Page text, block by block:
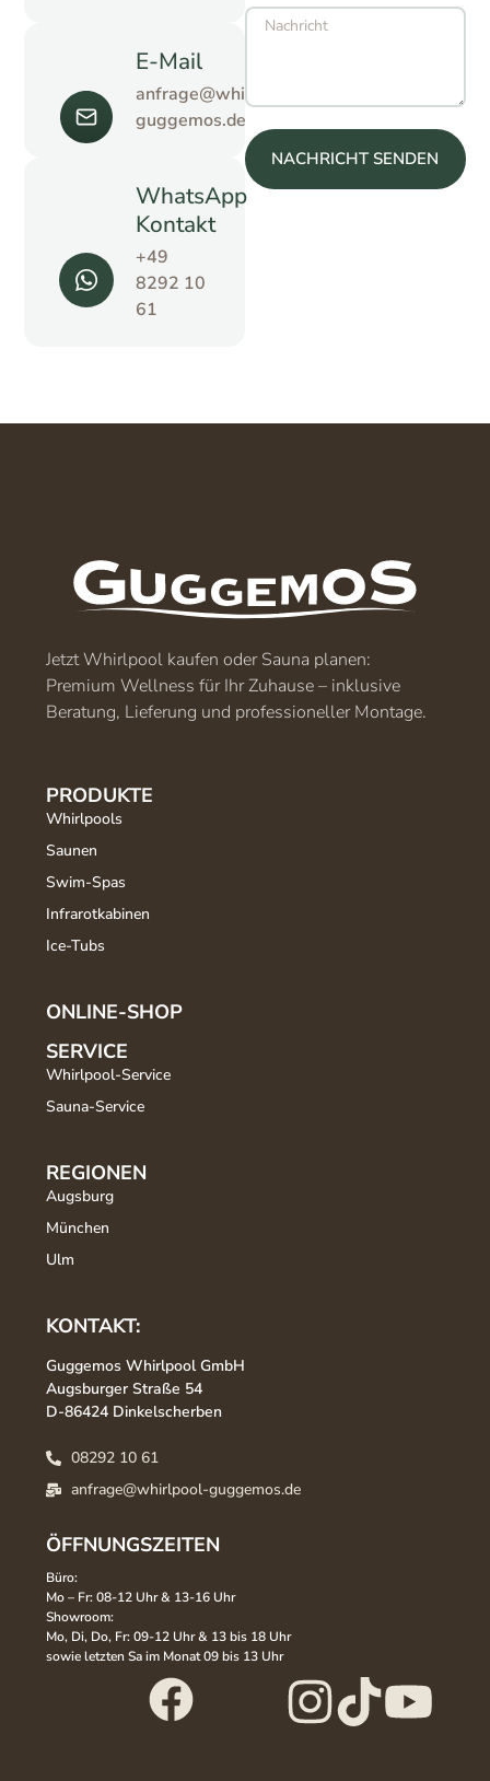
E-Mail
anfrage@whirlpool-
guggemos.de
WhatsApp
Kontakt
+49
8292 10
61
NACHRICHT SENDEN
Jetzt Whirlpool kaufen oder Sauna planen:
Premium Wellness für Ihr Zuhause – inklusive
Beratung, Lieferung und professioneller Montage.
PRODUKTE
Whirlpools
Saunen
Swim-Spas
Infrarotkabinen
Ice-Tubs
ONLINE-SHOP
SERVICE
Whirlpool-Service
Sauna-Service
REGIONEN
Augsburg
München
Ulm
KONTAKT:
Guggemos Whirlpool GmbH
Augsburger Straße 54
D-86424 Dinkelscherben
08292 10 61
anfrage@whirlpool-guggemos.de
ÖFFNUNGSZEITEN
Büro:
Mo – Fr: 08-12 Uhr & 13-16 Uhr
Showroom:
Mo, Di, Do, Fr: 09-12 Uhr & 13 bis 18 Uhr
sowie letzten Sa im Monat 09 bis 13 Uhr